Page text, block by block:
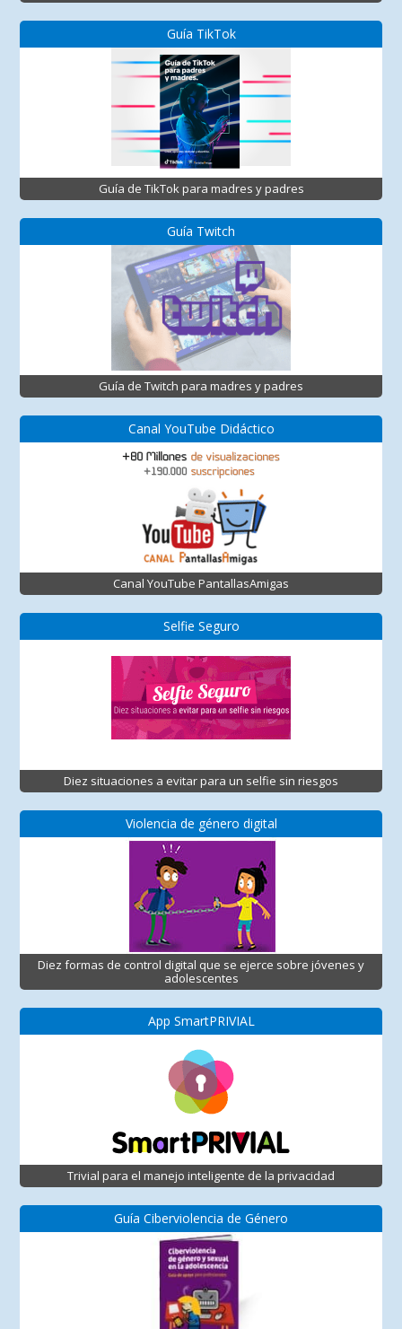
Guía TikTok
Guía de TikTok para madres y padres
Guía Twitch
Guía de Twitch para madres y padres
Canal YouTube Didáctico
Canal YouTube PantallasAmigas
Selfie Seguro
Diez situaciones a evitar para un selfie sin riesgos
Violencia de género digital
Diez formas de control digital que se ejerce sobre jóvenes y
adolescentes
App SmartPRIVIAL
Trivial para el manejo inteligente de la privacidad
Guía Ciberviolencia de Género